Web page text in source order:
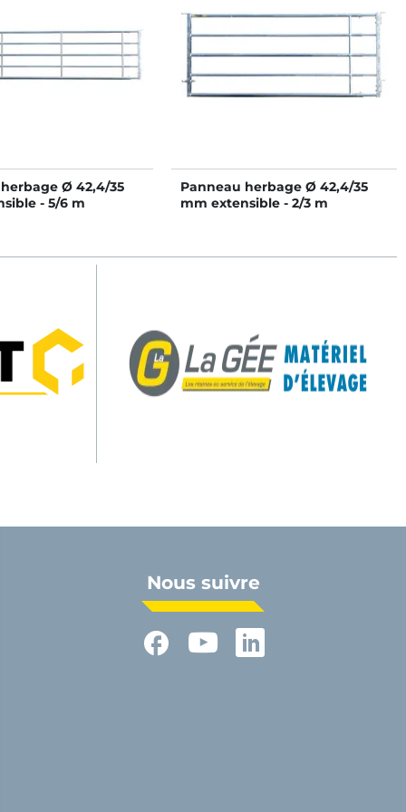
Ø 42,4/35
- 5/6 m
Panneau herbage Ø 42,4/35
mm extensible - 2/3 m
Nous suivre